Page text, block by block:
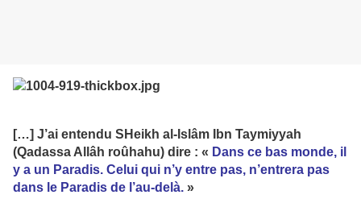
[…] J’ai entendu SHeikh al-Islâm Ibn Taymiyyah
(Qadassa Allâh roûhahu) dire : « Dans ce bas monde, il
y a un Paradis. Celui qui n’y entre pas, n’entrera pas
dans le Paradis de l’au-delà. »